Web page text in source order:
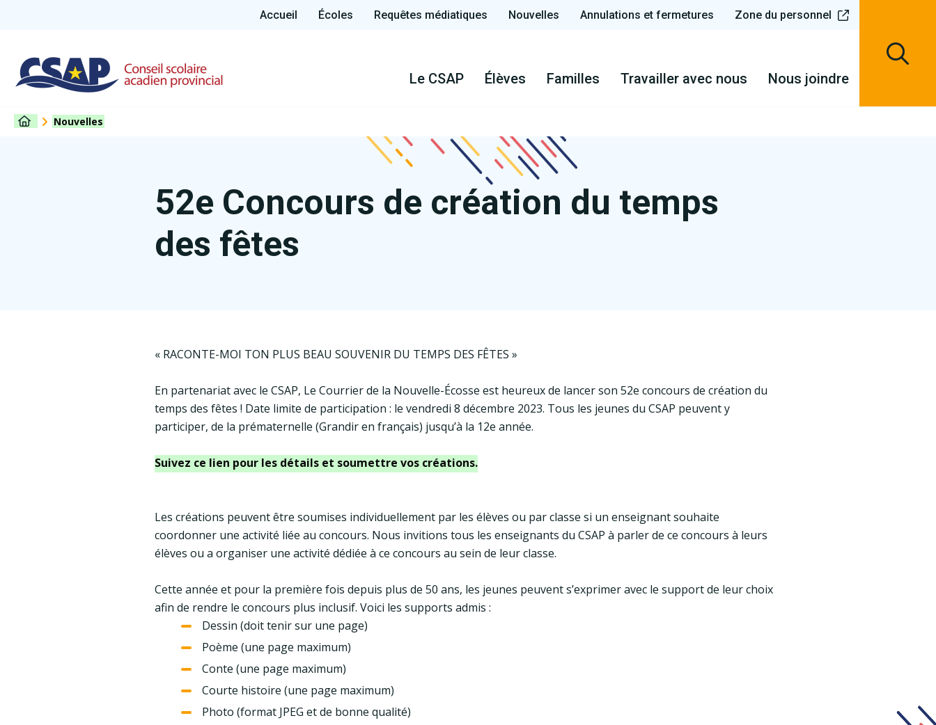
Accueil Écoles Requêtes médiatiques Nouvelles Annulations et fermetures Zone du personnel
Le CSAP Élèves Familles Travailler avec nous Nous joindre
Nouvelles
52e Concours de création du temps
des fêtes
« RACONTE-MOI TON PLUS BEAU SOUVENIR DU TEMPS DES FÊTES »
En partenariat avec le CSAP, Le Courrier de la Nouvelle-Écosse est heureux de lancer son 52e concours de création du
temps des fêtes ! Date limite de participation : le vendredi 8 décembre 2023. Tous les jeunes du CSAP peuvent y
participer, de la prématernelle (Grandir en français) jusqu’à la 12e année.
Suivez ce lien pour les détails et soumettre vos créations.
Les créations peuvent être soumises individuellement par les élèves ou par classe si un enseignant souhaite
coordonner une activité liée au concours. Nous invitions tous les enseignants du CSAP à parler de ce concours à leurs
élèves ou a organiser une activité dédiée à ce concours au sein de leur classe.
Cette année et pour la première fois depuis plus de 50 ans, les jeunes peuvent s’exprimer avec le support de leur choix
afin de rendre le concours plus inclusif. Voici les supports admis :
Dessin (doit tenir sur une page)
Poème (une page maximum)
Conte (une page maximum)
Courte histoire (une page maximum)
Photo (format JPEG et de bonne qualité)